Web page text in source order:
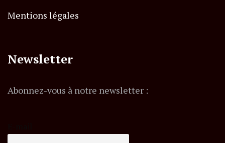
Mentions légales
Newsletter
Abonnez-vous à notre newsletter :